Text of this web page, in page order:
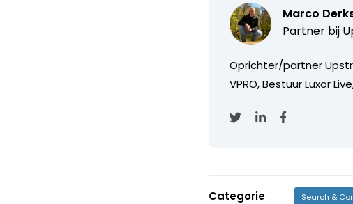
Marco
Partner bij
Oprichter/partner
VPRO, Bestuur Luxor
Categorie Search &